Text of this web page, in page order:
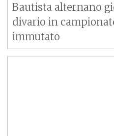
Bautista alternano
divario in
immutato